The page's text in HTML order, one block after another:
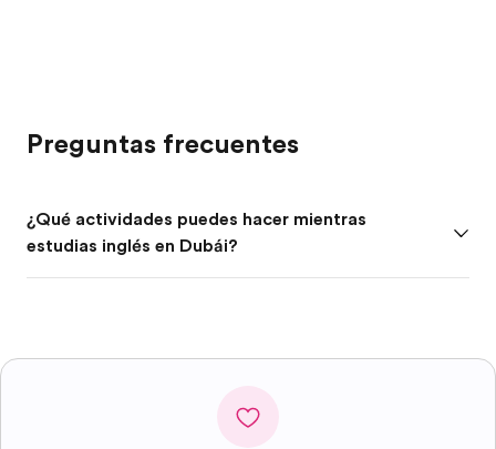
Preguntas frecuentes
¿Qué actividades puedes hacer mientras
estudias inglés en Dubái?